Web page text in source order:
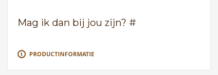
Mag ik dan bij jou zijn? #
PRODUCTINFORMATIE